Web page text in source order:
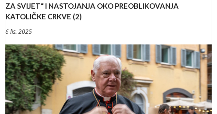
ZA SVIJET“ I NASTOJANJA OKO PREOBLIKOVANJA
KATOLIČKE CRKVE (2)
6 lis. 2025